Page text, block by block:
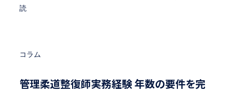
読
コラム
管理柔道整復師実務経験 年数の要件を完